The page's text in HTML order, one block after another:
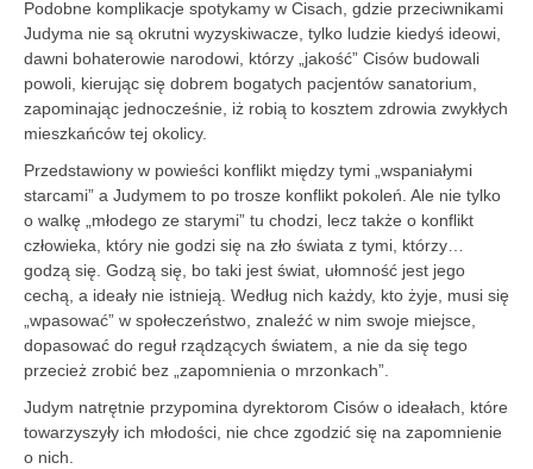
Podobne komplikacje spotykamy w Cisach, gdzie przeciwnikami
Judyma nie są okrutni wyzyskiwacze, tylko ludzie kiedyś ideowi,
dawni bohaterowie narodowi, którzy „jakość” Cisów budowali
powoli, kierując się dobrem bogatych pacjentów sanatorium,
zapominając jednocześnie, iż robią to kosztem zdrowia zwykłych
mieszkańców tej okolicy.
Przedstawiony w powieści konflikt między tymi „wspaniałymi
starcami” a Judymem to po trosze konflikt pokoleń. Ale nie tylko
o walkę „młodego ze starymi” tu chodzi, lecz także o konflikt
człowieka, który nie godzi się na zło świata z tymi, którzy…
godzą się. Godzą się, bo taki jest świat, ułomność jest jego
cechą, a ideały nie istnieją. Według nich każdy, kto żyje, musi się
„wpasować” w społeczeństwo, znaleźć w nim swoje miejsce,
dopasować do reguł rządzących światem, a nie da się tego
przecież zrobić bez „zapomnienia o mrzonkach”.
Judym natrętnie przypomina dyrektorom Cisów o ideałach, które
towarzyszyły ich młodości, nie chce zgodzić się na zapomnienie
o nich.